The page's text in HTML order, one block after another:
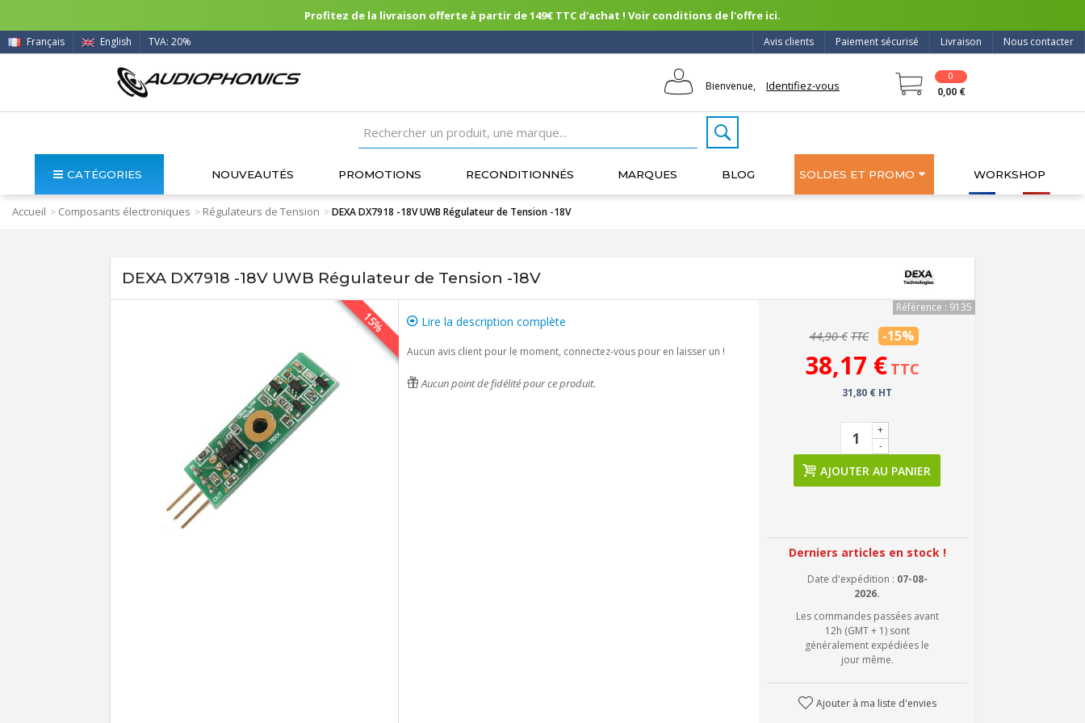
Profitez de la livraison offerte à partir de 149€ TTC d'achat ! Voir conditions de l'offre ici.
Nous contacter
Livraison
Paiement sécurisé
Avis clients
Français English TVA: 20%
Bienvenue, Identifiez-vous
0
0,00 €
CATÉGORIES NOUVEAUTÉS PROMOTIONS RECONDITIONNÉS MARQUES BLOG SOLDES ET PROMO WORKSHOP
Accueil > Composants électroniques > Régulateurs de Tension >DEXA DX7918 -18V UWB Régulateur de Tension -18V
DEXA DX7918 -18V UWB Régulateur de Tension -18V
15% Lire la description complète
Aucun avis client pour le moment, connectez-vous pour en laisser un !
Aucun point de fidélité pour ce produit.
Référence : 9135
44,90 € TTC -15%
38,17 € TTC
31,80 € HT
-
+
AJOUTER AU PANIER
Derniers articles en stock !
Date d'expédition : 07-08-
2026.
Les commandes passées avant
12h (GMT + 1) sont
généralement expédiées le
jour même.
Ajouter à ma liste d'envies